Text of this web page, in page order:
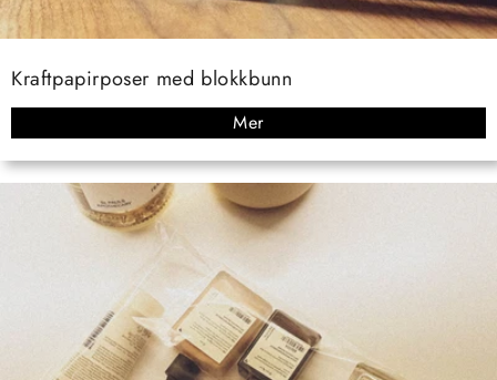
Kraftpapirposer med blokkbunn
Mer